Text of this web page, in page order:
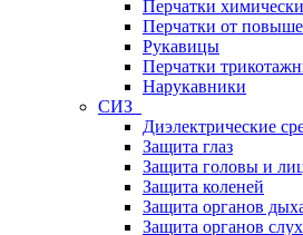
Перчатки
Перчатки от
Рукавицы
Перчатки
Нарукавники
СИЗ
Диэлектрические
Защита глаз
Защита головы и
Защита коленей
Защита органов
Защита органов